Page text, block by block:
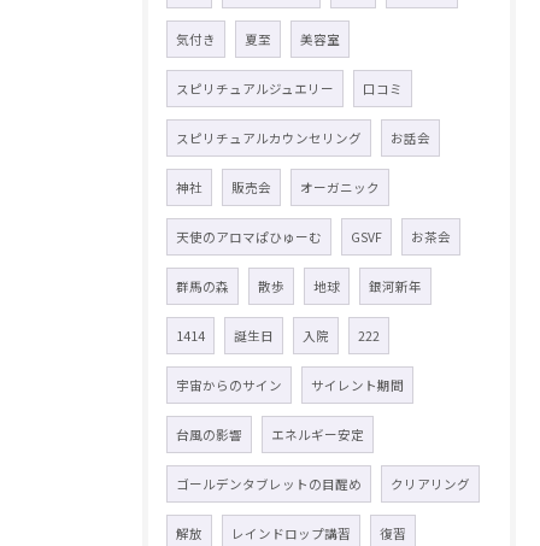
気付き 夏至 美容室
スピリチュアルジュエリー 口コミ
スピリチュアルカウンセリング お話会
神社 販売会 オーガニック
天使のアロマぱひゅーむ GSVF お茶会
群馬の森 散歩 地球 銀河新年
1414 誕生日 入院 222
宇宙からのサイン サイレント期間
台風の影響 エネルギー安定
ゴールデンタブレットの目醒め クリアリング
解放 レインドロップ講習 復習